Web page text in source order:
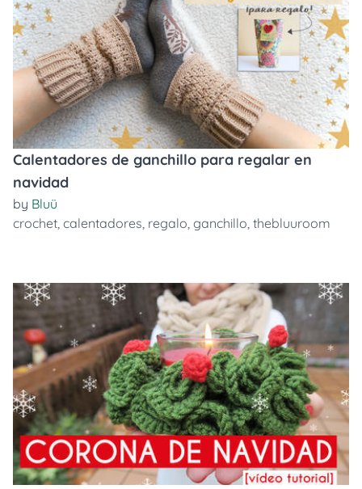
Calentadores de ganchillo para regalar en
navidad
by Bluü
crochet, calentadores, regalo, ganchillo, thebluuroom